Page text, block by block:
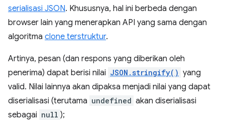
serialisasi JSON. Khususnya, hal ini berbeda dengan
browser lain yang menerapkan API yang sama dengan
algoritma clone terstruktur.
Artinya, pesan (dan respons yang diberikan oleh
penerima) dapat berisi nilai JSON.stringify() yang
valid. Nilai lainnya akan dipaksa menjadi nilai yang dapat
diserialisasi (terutama undefined akan diserialisasi
sebagai null );